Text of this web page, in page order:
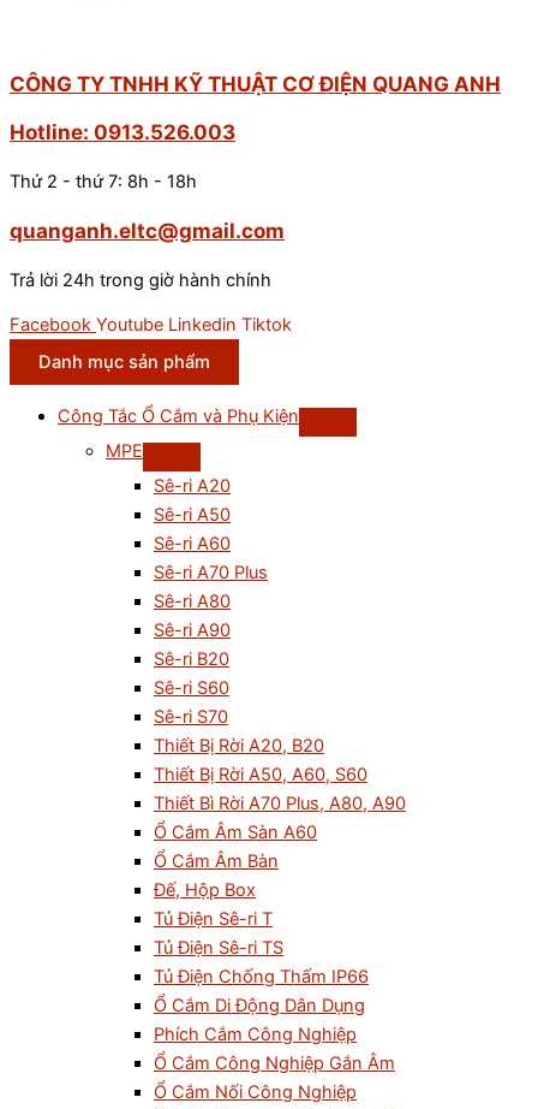
CÔNG TY TNHH KỸ THUẬT CƠ ĐIỆN QUANG ANH
Hotline: 0913.526.003
Thứ 2 - thứ 7: 8h - 18h
quanganh.eltc@gmail.com
Trả lời 24h trong giờ hành chính
Facebook Youtube Linkedin Tiktok
Danh mục sản phẩm
Công Tắc Ổ Cắm và Phụ Kiện
MPE
Sê-ri A20
Sê-ri A50
Sê-ri A60
Sê-ri A70 Plus
Sê-ri A80
Sê-ri A90
Sê-ri B20
Sê-ri S60
Sê-ri S70
Thiết Bị Rời A20, B20
Thiết Bị Rời A50, A60, S60
Thiết Bì Rời A70 Plus, A80, A90
Ổ Cắm Âm Sàn A60
Ổ Cắm Âm Bàn
Đế, Hộp Box
Tủ Điện Sê-ri T
Tủ Điện Sê-ri TS
Tủ Điện Chống Thấm IP66
Ổ Cắm Di Động Dân Dụng
Phích Cắm Công Nghiệp
Ổ Cắm Công Nghiệp Gắn Âm
Ổ Cắm Nối Công Nghiệp